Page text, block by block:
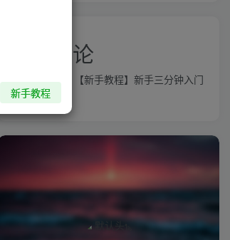
近期评论
益群网发表在
【新手教程】新手三分钟入门
AI全自动搭建
新手教程